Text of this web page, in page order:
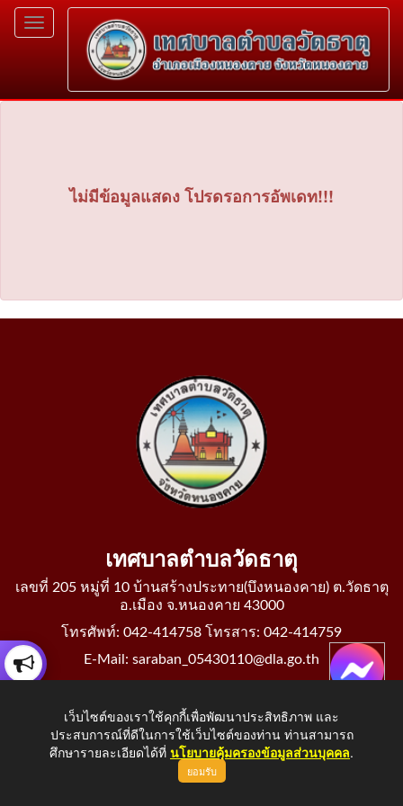
Toggle
navigation
ไม่มีข้อมูลแสดง โปรดรอการอัพเดท!!!
เทศบาลตำบลวัดธาตุ
เลขที่ 205 หมู่ที่ 10 บ้านสร้างประทาย(บึงหนองคาย) ต.วัดธาตุ
อ.เมือง จ.หนองคาย 43000
โทรศัพท์: 042-414758 โทรสาร: 042-414759
E-Mail: saraban_05430110@dla.go.th
Copyright © 2026 All Right Resive http://www.wattat.go.th
เว็บไซต์ของเราใช้คุกกี้เพื่อพัฒนาประสิทธิภาพ และ
ประสบการณ์ที่ดีในการใช้เว็บไซต์ของท่าน ท่านสามารถ
ศึกษารายละเอียดได้ที่ นโยบายคุ้มครองข้อมูลส่วนบุคคล.
ยอมรับ